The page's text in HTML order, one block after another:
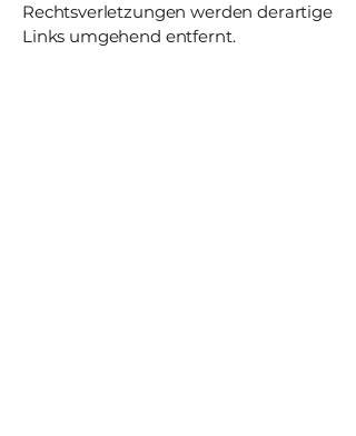
Rechtsverletzungen werden derartige
Links umgehend entfernt.